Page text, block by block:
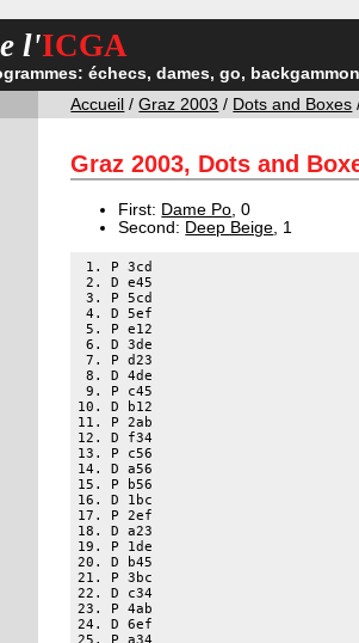
l'ICGA
échecs, dames, go,
Accueil /Graz 2003 / Dots and Boxes
Graz 2003, Dots and
First: Dame Po , 0
Second: Deep Beige , 1
1. P 3cd
2. D e45
3. P 5cd
4. D 5ef
5. P e12
6. D 3de
7. P d23
8. D 4de
9. P c45
10. D b12
11. P 2ab
12. D f34
13. P c56
14. D a56
15. P b56
16. D 1bc
17. P 2ef
18. D a23
19. P 1de
20. D b45
21. P 3bc
22. D c34
23. P 4ab
24. D 6ef